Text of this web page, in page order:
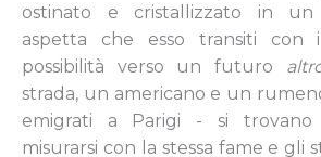
ostinato e cristallizzato in un
aspetta che esso transiti con
possibilità verso un futuro
strada, un americano e un
emigrati a Parigi - si trovano
misurarsi con la stessa fame e gli